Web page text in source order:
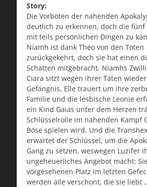
Story:
Die Vorboten der nahenden
deutlich zu erkennen, doch die fünf
mit teils persönlichen Dingen zu
Niamh ist dank Theo von den Toten
zurückgekehrt, doch sie hat einen
Schatten mitgebracht, Niamhs
Ciara sitzt wegen ihrer Taten
Gefängnis, Elle trauert um ihre
Familie und die lesbische Leonie
ein Kind Gaias unter dem Herzen
Schlüsselrolle im nahenden Kampf
Böse spielen wird. Und die
erwartet der Schlüssel, um die
Gang zu setzen, weswegen Luzifer
ungeheuerliches Angebot macht:
vorgesehenen Platz im letzten
werden alle verschont, die sie liebt